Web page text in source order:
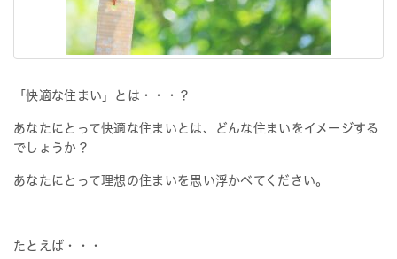
「快適な住まい」とは・・・？
あなたにとって快適な住まいとは、どんな住まいをイメージする
でしょうか？
あなたにとって理想の住まいを思い浮かべてください。
たとえば・・・